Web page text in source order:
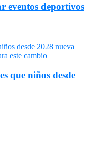
eventos deportivos
que niños desde